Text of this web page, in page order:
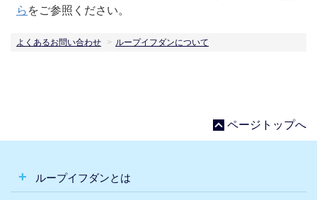
ら をご参照ください。
よくあるお問い合わせ ループイフダンについて
ページトップへ
ループイフダンとは